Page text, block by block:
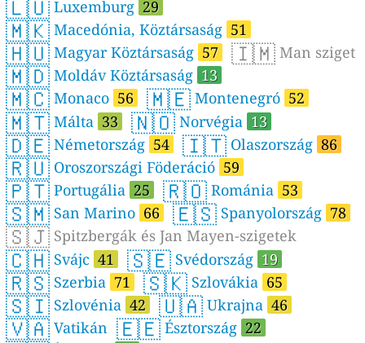
🇱🇺 Luxemburg 29
🇲🇰 Macedónia, Köztársaság 51
🇭🇺 Magyar Köztársaság 57 🇮🇲 Man sziget
🇲🇩 Moldáv Köztársaság 13
🇲🇨 Monaco 56 🇲🇪 Montenegró 52
🇲🇹 Málta 33 🇳🇴 Norvégia 13
🇩🇪 Németország 54 🇮🇹 Olaszország 86
🇷🇺 Oroszországi Föderáció 59
🇵🇹 Portugália 25 🇷🇴 Románia 53
🇸🇲 San Marino 66 🇪🇸 Spanyolország 78
🇸🇯 Spitzbergák és Jan Mayen-szigetek
🇨🇭 Svájc 41 🇸🇪 Svédország 19
🇷🇸 Szerbia 71 🇸🇰 Szlovákia 65
🇸🇮 Szlovénia 42 🇺🇦 Ukrajna 46
🇻🇦 Vatikán 🇪🇪 Észtország 22